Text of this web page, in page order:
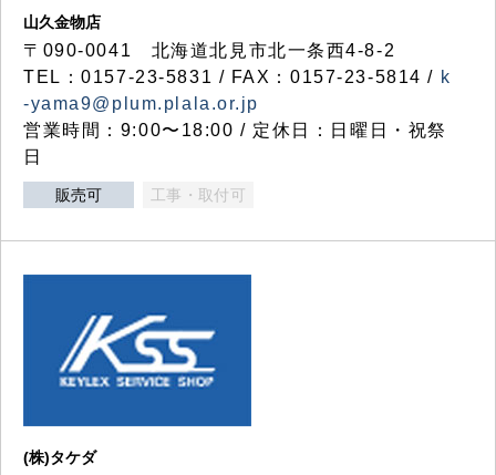
山久金物店
〒090-0041 北海道北見市北一条西4-8-2
TEL：0157-23-5831 / FAX：0157-23-5814 / k
-yama9@plum.plala.or.jp
営業時間：9:00〜18:00 / 定休日：日曜日・祝祭
日
販売可 工事・取付可
(株)タケダ